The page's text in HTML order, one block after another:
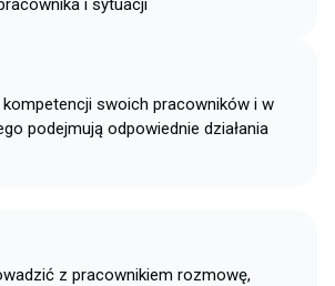
i sytuacji​
swoich pracowników i w
podejmują odpowiednie działania
z pracownikiem rozmowę,